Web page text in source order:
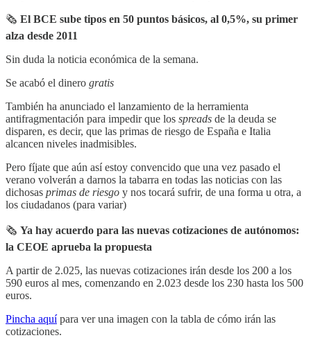
🗞 El BCE sube tipos en 50 puntos básicos, al 0,5%, su primer
alza desde 2011
Sin duda la noticia económica de la semana.
Se acabó el dinero gratis
También ha anunciado el lanzamiento de la herramienta
antifragmentación para impedir que los spreads de la deuda se
disparen, es decir, que las primas de riesgo de España e Italia
alcancen niveles inadmisibles.
Pero fíjate que aún así estoy convencido que una vez pasado el
verano volverán a darnos la tabarra en todas las noticias con las
dichosas primas de riesgo y nos tocará sufrir, de una forma u otra, a
los ciudadanos (para variar)
🗞 Ya hay acuerdo para las nuevas cotizaciones de autónomos:
la CEOE aprueba la propuesta
A partir de 2.025, las nuevas cotizaciones irán desde los 200 a los
590 euros al mes, comenzando en 2.023 desde los 230 hasta los 500
euros.
Pincha aquípara ver una imagen con la tabla de cómo irán las
cotizaciones.